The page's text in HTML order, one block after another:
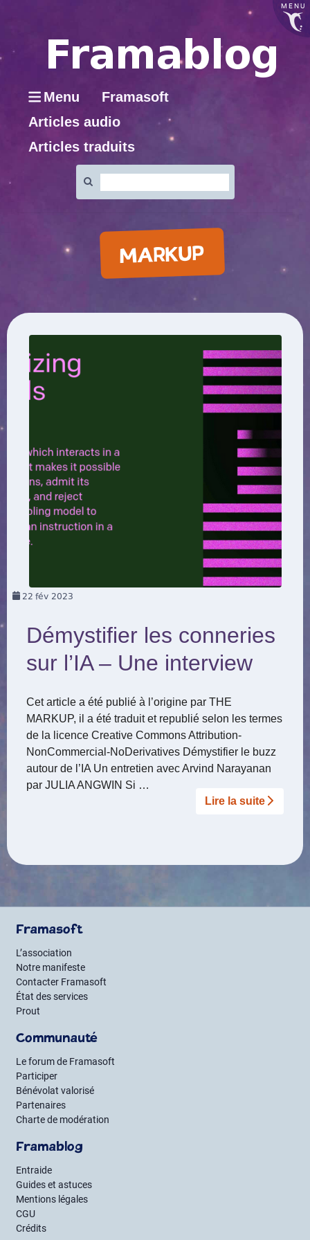
MENU
Menu
Framasoft
Articles audio
Articles traduits
:
MARKUP
22 fév 2023
Démystifier les conneries
sur l’IA – Une interview
Cet article a été publié à l’origine par THE
MARKUP, il a été traduit et republié selon les termes
de la licence Creative Commons Attribution-
NonCommercial-NoDerivatives Démystifier le buzz
autour de l’IA Un entretien avec Arvind Narayanan
par JULIA ANGWIN Si …
Lire la suite­­
Framasoft
L’association
Notre manifeste
Contacter Framasoft
État des services
Prout
Communauté
Le forum de Framasoft
Participer
Bénévolat valorisé
Partenaires
Charte de modération
Framablog
Entraide
Guides et astuces
Mentions légales
CGU
Crédits